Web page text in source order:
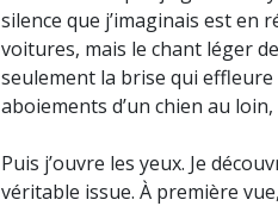
silence que j’imaginais est en
voitures, mais le chant léger
seulement la brise qui effleure
aboiements d’un chien au
Puis j’ouvre les yeux. Je
véritable issue. À première